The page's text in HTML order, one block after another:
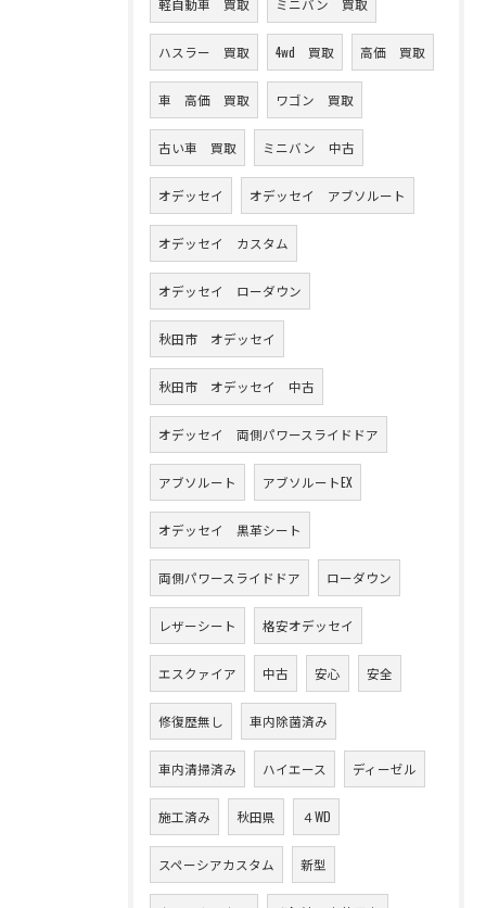
軽自動車 買取 ミニバン 買取
ハスラー 買取 4wd 買取 高価 買取
車 高価 買取 ワゴン 買取
古い車 買取 ミニバン 中古
オデッセイ オデッセイ アブソルート
オデッセイ カスタム
オデッセイ ローダウン
秋田市 オデッセイ
秋田市 オデッセイ 中古
オデッセイ 両側パワースライドドア
アブソルート アブソルートEX
オデッセイ 黒革シート
両側パワースライドドア ローダウン
レザーシート 格安オデッセイ
エスクァイア 中古 安心 安全
修復歴無し 車内除菌済み
車内清掃済み ハイエース ディーゼル
施工済み 秋田県 ４WD
スペーシアカスタム 新型